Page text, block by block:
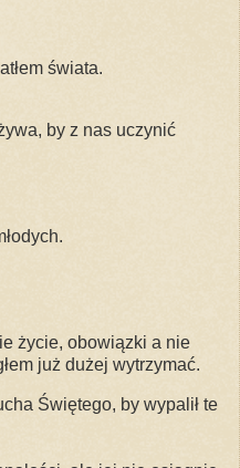
świata.
by z nas uczynić
życie, obowiązki a nie
już dużej wytrzymać.
Świętego, by wypalił te